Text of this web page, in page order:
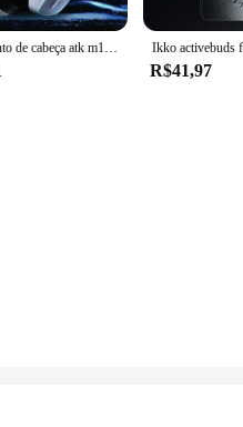
Novo conjunto de cabeça atk m1 redução de ruído sem fio bluetooth csgo destemido jogo fone de ouvido contrato head-mounted jogos fones de ouvido presente
R$41,97